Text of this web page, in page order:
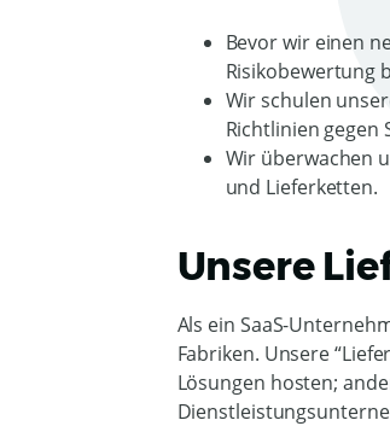
Bevor wir einen
Risikobewertung
Wir schulen
Richtlinien gegen
Wir überwachen
und Lieferketten.
Unsere
Als ein SaaS-
Fabriken. Unsere
Lösungen hosten;